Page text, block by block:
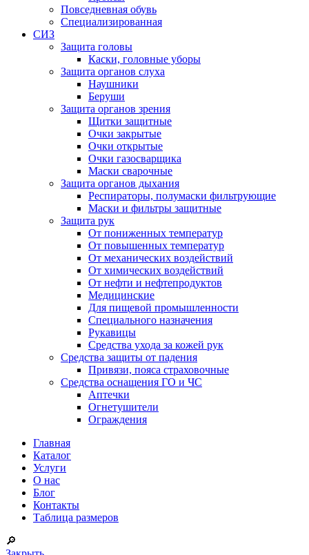
Повседневная обувь
Специализированная
СИЗ
Защита головы
Каски, головные уборы
Защита органов слуха
Наушники
Беруши
Защита органов зрения
Щитки защитные
Очки закрытые
Очки открытые
Очки газосварщика
Маски сварочные
Защита органов дыхания
Респираторы, полумаски фильтрующие
Маски и фильтры защитные
Защита рук
От пониженных температур
От повышенных температур
От механических воздействий
От химических воздействий
От нефти и нефтепродуктов
Медицинские
Для пищевой промышленности
Специального назначения
Рукавицы
Средства ухода за кожей рук
Средства защиты от падения
Привязи, пояса страховочные
Средства оснащения ГО и ЧС
Аптечки
Огнетушители
Ограждения
Главная
Каталог
Услуги
О нас
Блог
Контакты
Таблица размеров
🔎